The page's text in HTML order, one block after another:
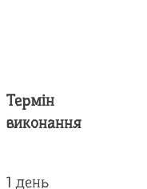
Термін
виконання
1 день